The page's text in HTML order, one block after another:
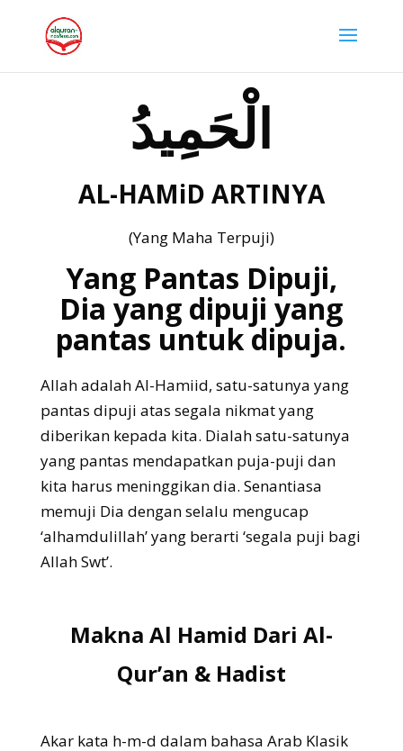
الْحَمِيدُ
AL-HAMiD ARTINYA
(Yang Maha Terpuji)
Yang Pantas Dipuji,
Dia yang dipuji yang
pantas untuk dipuja.
Allah adalah Al-Hamiid, satu-satunya yang
pantas dipuji atas segala nikmat yang
diberikan kepada kita. Dialah satu-satunya
yang pantas mendapatkan puja-puji dan
kita harus meninggikan dia. Senantiasa
memuji Dia dengan selalu mengucap
‘alhamdulillah’ yang berarti ‘segala puji bagi
Allah Swt’.
Makna Al Hamid Dari Al-
Qur’an & Hadist
Akar kata h-m-d dalam bahasa Arab Klasik